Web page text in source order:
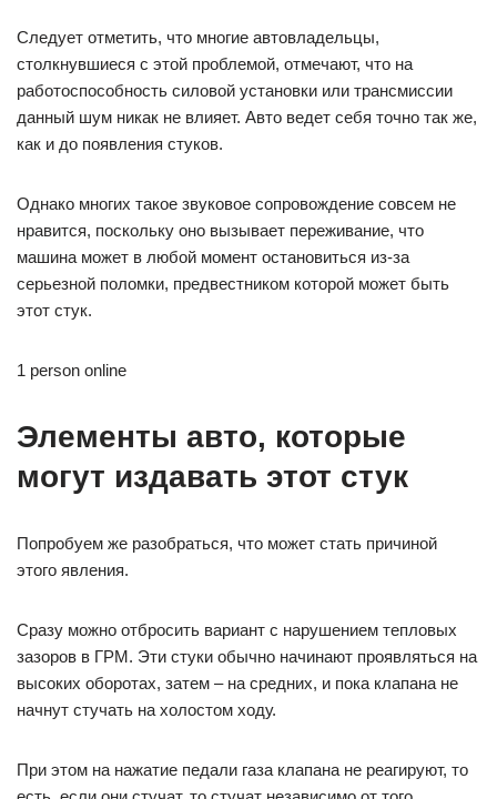
Следует отметить, что многие автовладельцы,
столкнувшиеся с этой проблемой, отмечают, что на
работоспособность силовой установки или трансмиссии
данный шум никак не влияет. Авто ведет себя точно так же,
как и до появления стуков.
Однако многих такое звуковое сопровождение совсем не
нравится, поскольку оно вызывает переживание, что
машина может в любой момент остановиться из-за
серьезной поломки, предвестником которой может быть
этот стук.
1 person online
Элементы авто, которые
могут издавать этот стук
Попробуем же разобраться, что может стать причиной
этого явления.
Сразу можно отбросить вариант с нарушением тепловых
зазоров в ГРМ. Эти стуки обычно начинают проявляться на
высоких оборотах, затем – на средних, и пока клапана не
начнут стучать на холостом ходу.
При этом на нажатие педали газа клапана не реагируют, то